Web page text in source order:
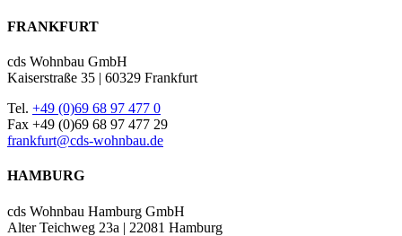
FRANKFURT
cds Wohnbau GmbH
Kaiserstraße 35 | 60329 Frankfurt
Tel. +49 (0)69 68 97 477 0
Fax +49 (0)69 68 97 477 29
frankfurt@cds-wohnbau.de
HAMBURG
cds Wohnbau Hamburg GmbH
Alter Teichweg 23a | 22081 Hamburg